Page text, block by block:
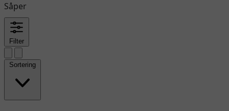
Såper
Filter
Sortering